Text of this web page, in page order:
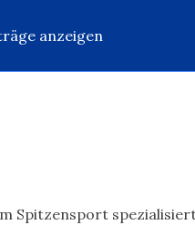
anzeigen
Spitzensport